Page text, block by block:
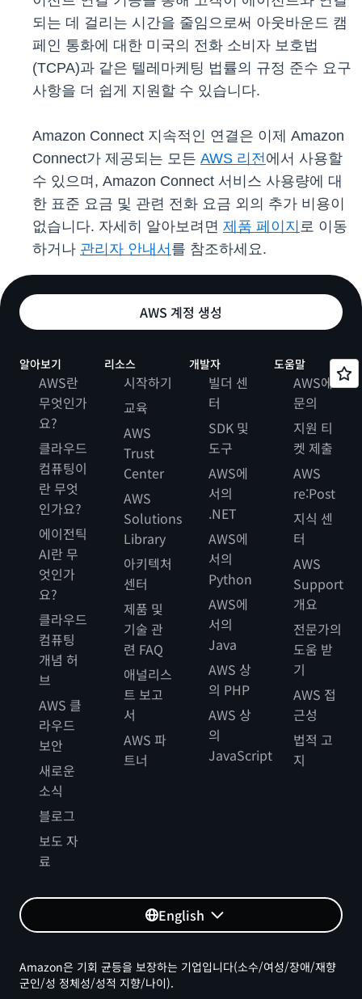
되는 데 걸리는 시간을 줄임으로써 아웃바운드 캠
페인 통화에 대한 미국의 전화 소비자 보호법
(TCPA)과 같은 텔레마케팅 법률의 규정 준수 요구
사항을 더 쉽게 ​​지원할 수 있습니다.
Amazon Connect 지속적인 연결은 이제 Amazon
Connect가 제공되는 모든 AWS 리전에서 사용할
수 있으며, Amazon Connect 서비스 사용량에 대
한 표준 요금 및 관련 전화 요금 외의 추가 비용이
없습니다. 자세히 알아보려면 제품 페이지 로 이동
하거나 관리자 안내서 를 참조하세요.
AWS 계정 생성
알아보기
AWS란
무엇인가
요?
클라우드
컴퓨팅이
란 무엇
인가요?
에이전틱
AI란 무
엇인가
요?
클라우드
컴퓨팅
개념 허
브
AWS 클
라우드
보안
새로운
소식
블로그
보도 자
료
리소스
시작하기
교육
AWS
Trust
Center
AWS
Solutions
Library
아키텍처
센터
제품 및
기술 관
련 FAQ
애널리스
트 보고
서
AWS 파
트너
개발자
빌더 센
터
SDK 및
도구
AWS에
서의
.NET
AWS에
서의
Python
AWS에
서의
Java
AWS 상
의 PHP
AWS 상
의
JavaScript
도움말
AWS에
문의
지원 티
켓 제출
AWS
re:Post
지식 센
터
AWS
Support
개요
전문가의
도움 받
기
AWS 접
근성
법적 고
지
English
Amazon은 기회 균등을 보장하는 기업입니다(소수/여성/장애/재향
군인/성 정체성/성적 지향/나이).